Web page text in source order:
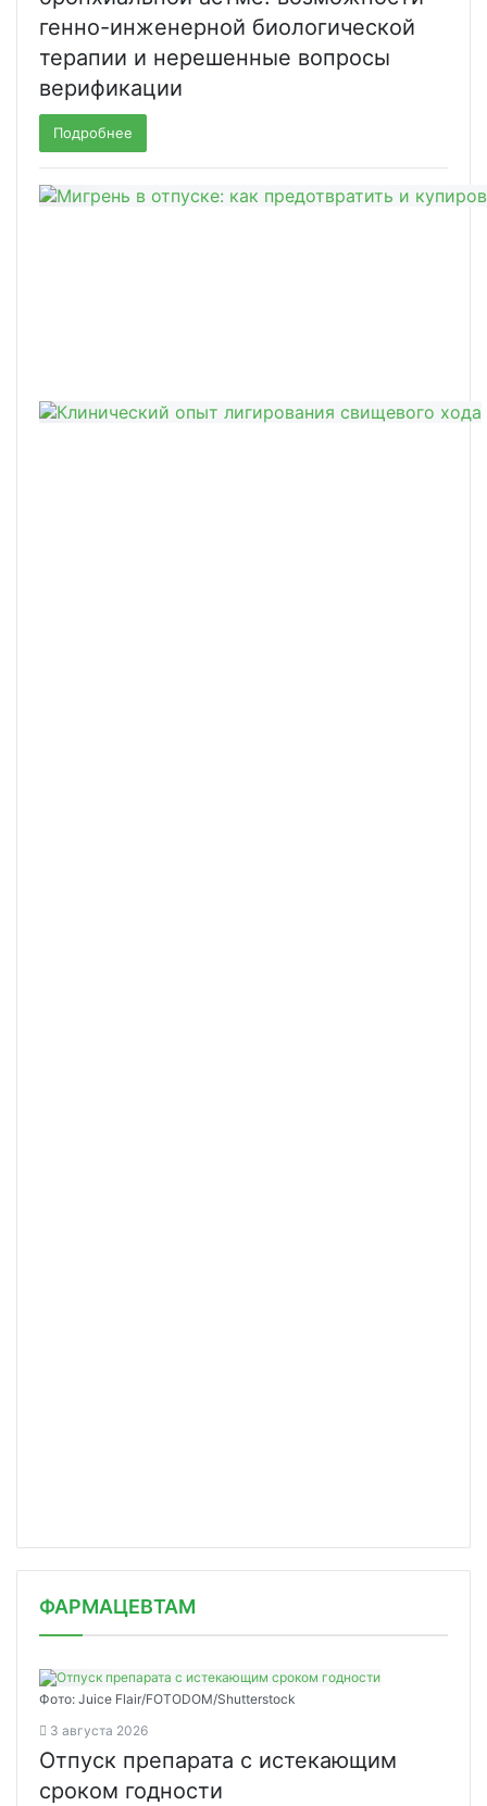
генно-инженерной биологической
терапии и нерешенные вопросы
верификации
Подробнее
ФАРМАЦЕВТАМ
Фото: Juice Flair/FOTODOM/Shutterstoсk
3 августа 2026
Отпуск препарата с истекающим
сроком годности